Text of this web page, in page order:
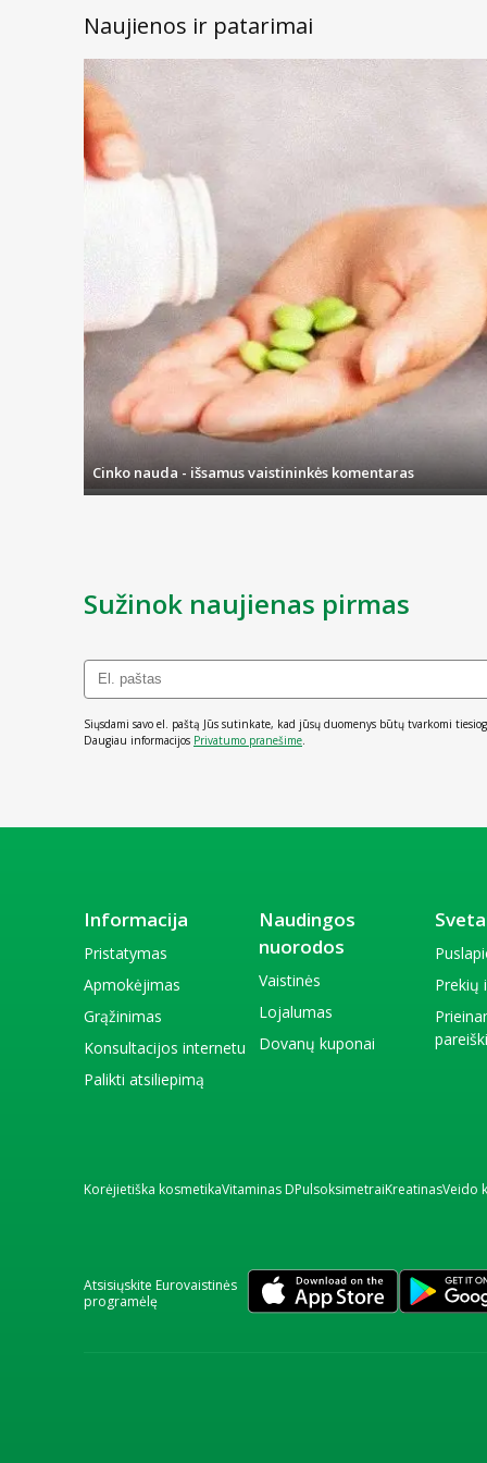
Naujienos ir patarimai
Cinko nauda - išsamus vaistininkės komentaras
Sužinok naujienas pirmas
Siųsdami savo el. paštą Jūs sutinkate, kad jūsų duomenys būtų tvarkomi
Daugiau informacijos Privatumo pranešime
Informacija
Pristatymas
Apmokėjimas
Grąžinimas
Konsultacijos internetu
Palikti atsiliepimą
Naudingos
nuorodos
Vaistinės
Lojalumas
Dovanų kuponai
Prekių
Korėjietiška kosmetikaVitaminas DPulsoksimetraiKreatinasVeido
Atsisiųskite Eurovaistinės
programėlę